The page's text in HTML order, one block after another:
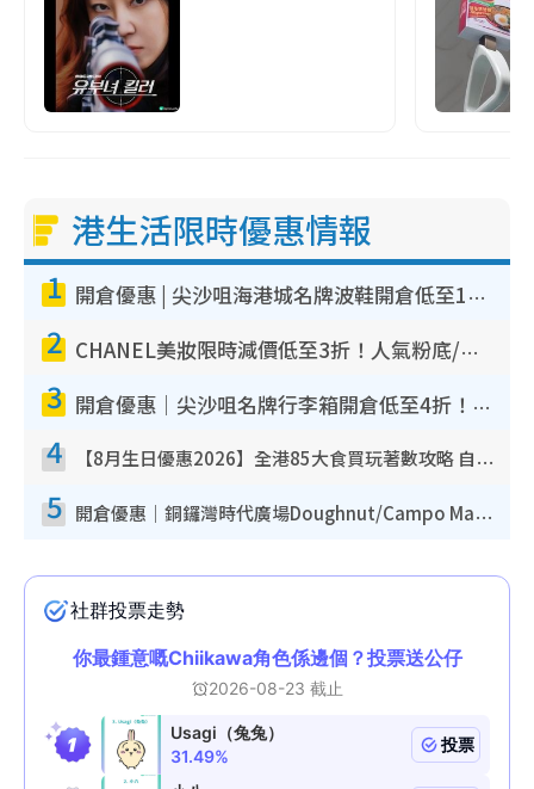
港生活限時優惠情報
1 開倉優惠 | 尖沙咀海港城名牌波鞋開倉低至1折！On鞋$899起／Joy&Peace鞋履$98起
2 CHANEL美妝限時減價低至3折！人氣粉底/唇膏/精華液低至$275！COCO香水都有平
3 開倉優惠｜尖沙咀名牌行李箱開倉低至4折！一連5日 American Tourister/ace./Hallmark $200起！
4 【8月生日優惠2026】全港85大食買玩著數攻略 自助餐/火鍋放題同行免費＋誠品/DONKI送現金券
5 開倉優惠｜銅鑼灣時代廣場Doughnut/Campo Marzio開倉低至1折！背囊、書包、手袋劈價$200起